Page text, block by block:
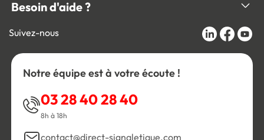
Besoin d'aide ?
Suivez-nous
Notre équipe est à votre écoute !
03 28 40 28 40
8h à 18h
contact@direct-signaletique.com